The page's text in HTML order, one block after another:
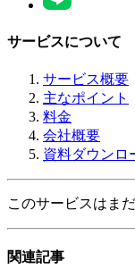
サービスについて
サービス概要
主なポイント
料金
会社概要
資料ダウンロ
このサービスはま
関連記事